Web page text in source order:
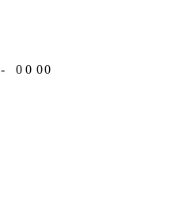
- 0 0 00